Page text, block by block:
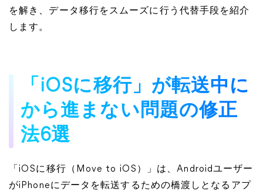
を解き、データ移行をスムーズに行う代替手段を紹介
します。
「iOSに移行」が転送中に
から進まない問題の修正
法6選
「iOSに移行（Move to iOS）」は、Androidユーザー
がiPhoneにデータを転送するための橋渡しとなるアプ